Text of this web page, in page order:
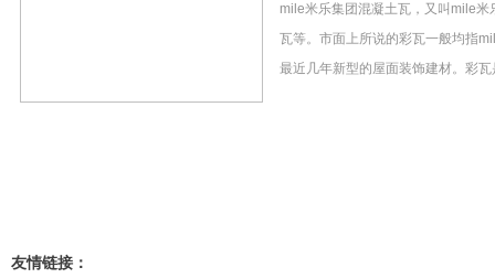
mile米乐集团混凝土瓦，又叫mile米
瓦等。市面上所说的彩瓦一般均指
最近几年新型的屋面装饰建材。彩
友情链接：